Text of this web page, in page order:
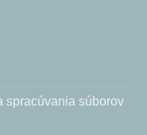
spracúvania súborov